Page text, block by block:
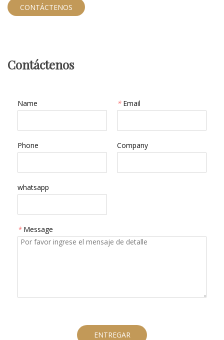
CONTÁCTENOS
Contáctenos
Name * Email
Phone Company
whatsapp
* Message
ENTREGAR